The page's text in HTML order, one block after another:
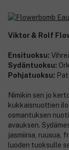
Viktor & Rolf
Ensituoksu:
Sydäntuoksu:
Pohjatuoksu:
Nimikin sen jo
kukkaisnuottien
osmantuksen
avauksen.
jasmiinia, ruusua,
luoden tuoksulle